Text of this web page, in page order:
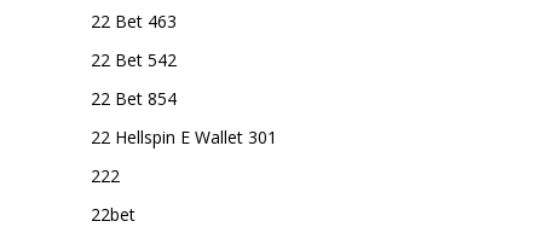
22 Bet 463
22 Bet 542
22 Bet 854
22 Hellspin E Wallet 301
222
22bet